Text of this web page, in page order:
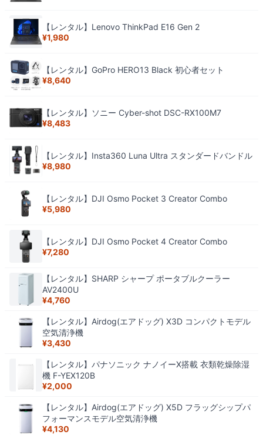
【レンタル】Lenovo ThinkPad E16 Gen 2
¥1,980
【レンタル】GoPro HERO13 Black 初心者セット
¥8,640
【レンタル】ソニー Cyber-shot DSC-RX100M7
¥8,483
【レンタル】Insta360 Luna Ultra スタンダードバンドル
¥8,980
【レンタル】DJI Osmo Pocket 3 Creator Combo
¥5,980
【レンタル】DJI Osmo Pocket 4 Creator Combo
¥7,280
【レンタル】SHARP シャープ ポータブルクーラー
AV2400U
¥4,760
【レンタル】Airdog(エアドッグ) X3D コンパクトモデル
空気清浄機
¥3,430
【レンタル】パナソニック ナノイーX搭載 衣類乾燥除湿
機 F-YEX120B
¥2,000
【レンタル】Airdog(エアドッグ) X5D フラッグシップパ
フォーマンスモデル空気清浄機
¥4,130